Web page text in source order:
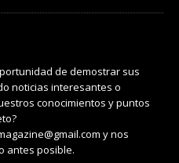
de demostrar sus
noticias interesantes o
conocimientos y puntos
y nos
antes posible.